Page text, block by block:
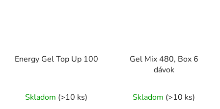
Energy Gel Top Up 100
Skladom (>10 ks)
Gel Mix 480, Box 6
dávok
Skladom (>10 ks)